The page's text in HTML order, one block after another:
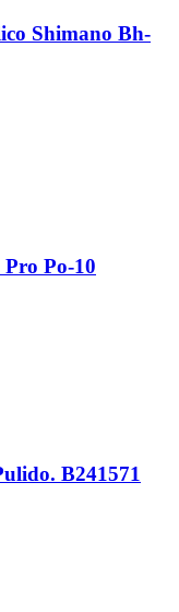
Shimano Bh-
Po-10
B241571